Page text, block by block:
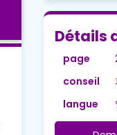
Détails
page
conseil
langue